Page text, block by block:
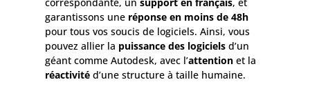
garantissons une réponse en moins de 48h
pour tous vos soucis de logiciels. Ainsi, vous
pouvez allier la puissance des logiciels d’un
géant comme Autodesk, avec l’attention et la
réactivité d’une structure à taille humaine.